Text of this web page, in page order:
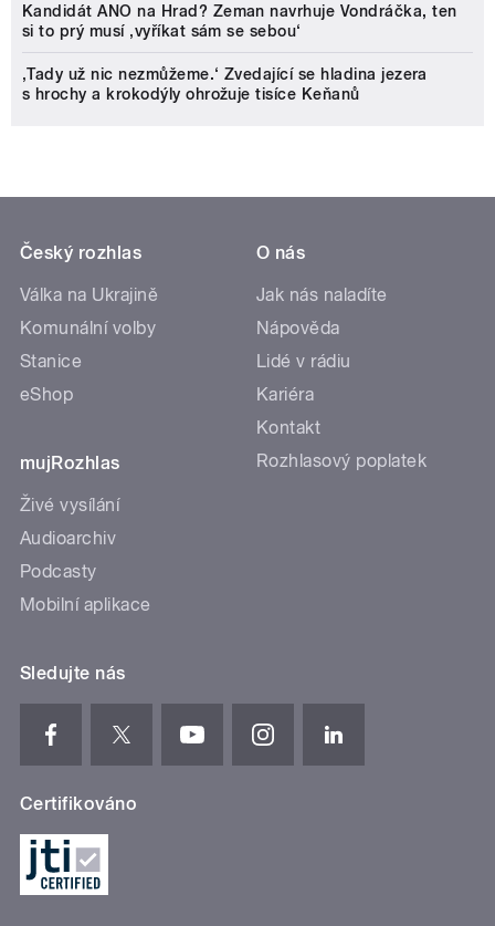
Kandidát ANO na Hrad? Zeman navrhuje Vondráčka, ten
si to prý musí ‚vyříkat sám se sebou‘
‚Tady už nic nezmůžeme.‘ Zvedající se hladina jezera
s hrochy a krokodýly ohrožuje tisíce Keňanů
Český rozhlas
Válka na Ukrajině
Komunální volby
Stanice
eShop
mujRozhlas
Živé vysílání
Audioarchiv
Podcasty
Mobilní aplikace
O nás
Jak nás naladíte
Nápověda
Lidé v rádiu
Kariéra
Kontakt
Rozhlasový poplatek
Sledujte nás
Certifikováno